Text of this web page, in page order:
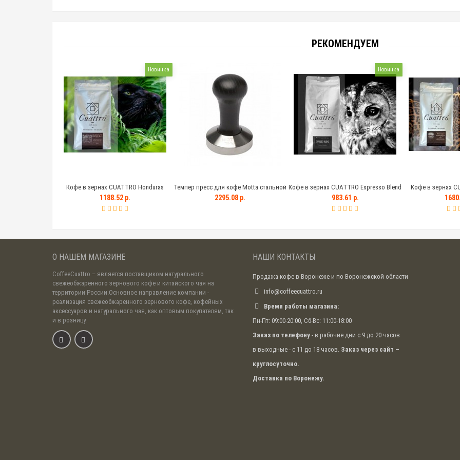
РЕКОМЕНДУЕМ
Новинка
Кофе в зернах CUATTRO Honduras
(Гондурас)
1188.52 р.
Темпер пресс для кофе Motta стальной
с деревянной черной ручкой, 58 мм
2295.08 р.
Новинка
Кофе в зернах CUATTRO Espresso Blend
983.61 р.
Кофе в зернах
Marogogype
О НАШЕМ МАГАЗИНЕ
CoffeeCuattro – является поставщиком натурального
свежеобжаренного зернового кофе и китайского чая на
территории России.Основное направление компании -
реализация свежеобжаренного зернового кофе, кофейных
аксессуаров и натурального чая, как оптовым покупателям, так
и в розницу.
НАШИ КОНТАКТЫ
Продажа кофе в Воронеже и по Воронежской области
info@coffeecuattro.ru
Время работы магазина:
Пн-Пт: 09:00-20:00, Сб-Вс: 11:00-18:00
Заказ по телефону - в рабочие дни с 9 до 20 часов
в выходные - с 11 до 18 часов. Заказ через сайт –
круглосуточно.
Доставка по Воронежу.